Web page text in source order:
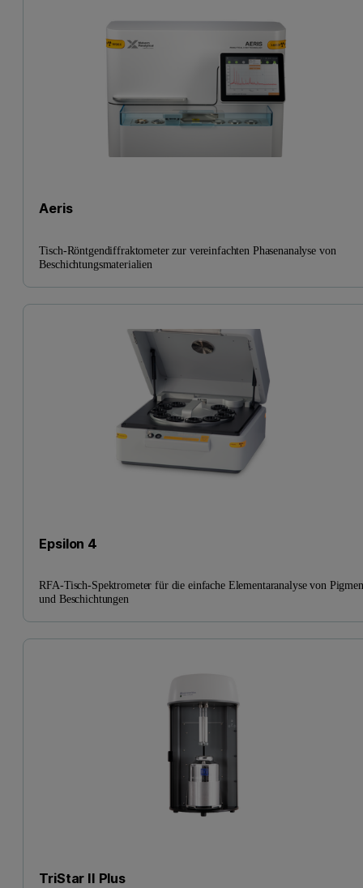
Aeris
Tisch-Röntgendiffraktometer zur vereinfachten Phasenanalyse von
Beschichtungsmaterialien
Epsilon 4
RFA-Tisch-Spektrometer für die einfache Elementaranalyse von
und Beschichtungen
TriStar II Plus